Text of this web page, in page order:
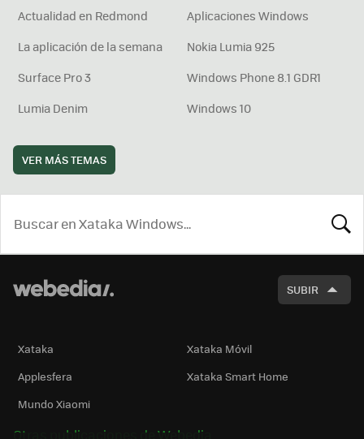
Actualidad en Redmond
Aplicaciones Windows
La aplicación de la semana
Nokia Lumia 925
Surface Pro 3
Windows Phone 8.1 GDR1
Lumia Denim
Windows 10
VER MÁS TEMAS
SUBIR
Xataka
Xataka Móvil
Applesfera
Xataka Smart Home
Mundo Xiaomi
Otras publicaciones de Webedia